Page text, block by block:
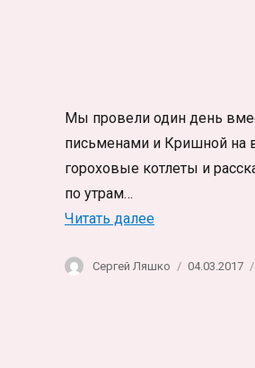
Мы провели один день
письменами и Кришной на
гороховые котлеты и
по утрам…
Читать далее«Один день
Автор
Сергей Ляшко 04.03.2017